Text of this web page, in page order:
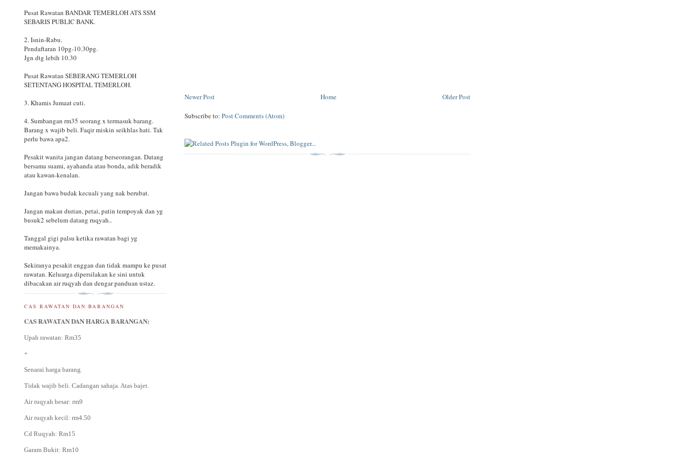
Newer Post Older Post
Home
Subscribe to:Post Comments (Atom)
Pusat Rawatan BANDAR TEMERLOH ATS SSM
SEBARIS PUBLIC BANK.
2. Isnin-Rabu.
Pendaftaran 10pg-10.30pg.
Jgn dtg lebih 10.30
Pusat Rawatan SEBERANG TEMERLOH
SETENTANG HOSPITAL TEMERLOH.
3. Khamis Jumaat cuti.
4. Sumbangan rm35 seorang x termasuk barang.
Barang x wajib beli. Faqir miskin seikhlas hati. Tak
perlu bawa apa2.
Pesakit wanita jangan datang berseorangan. Datang
bersama suami, ayahanda atau bonda, adik beradik
atau kawan-kenalan.
Jangan bawa budak kecuali yang nak berubat.
Jangan makan durian, petai, patin tempoyak dan yg
busuk2 sebelum datang ruqyah..
Tanggal gigi palsu ketika rawatan bagi yg
memakainya.
Sekiranya pesakit enggan dan tidak mampu ke pusat
rawatan. Keluarga dipersilakan ke sini untuk
dibacakan air ruqyah dan dengar panduan ustaz.
CAS RAWATAN DAN BARANGAN
CAS RAWATAN DAN HARGA BARANGAN:
Upah rawatan: Rm35
+
Senarai harga barang.
Tidak wajib beli. Cadangan sahaja. Atas bajet.
Air ruqyah besar: rm9
Air ruqyah kecil: rm4.50
Cd Ruqyah: Rm15
Garam Bukit: Rm10